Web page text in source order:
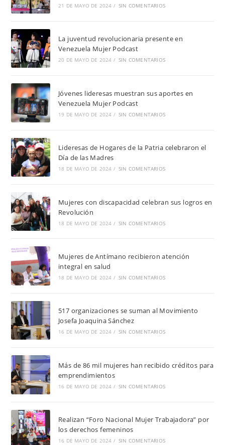
21 DE MAYO DE 2024 / SIN COMENTARIOS
La juventud revolucionaria presente en
Venezuela Mujer Podcast
20 DE MAYO DE 2024 / SIN COMENTARIOS
Jóvenes lideresas muestran sus aportes en
Venezuela Mujer Podcast
19 DE MAYO DE 2024 / SIN COMENTARIOS
Lideresas de Hogares de la Patria celebraron el
Día de las Madres
18 DE MAYO DE 2024 / SIN COMENTARIOS
Mujeres con discapacidad celebran sus logros en
Revolución
18 DE MAYO DE 2024 / SIN COMENTARIOS
Mujeres de Antímano recibieron atención
integral en salud
18 DE MAYO DE 2024 / SIN COMENTARIOS
517 organizaciones se suman al Movimiento
Josefa Joaquina Sánchez
16 DE MAYO DE 2024 / SIN COMENTARIOS
Más de 86 mil mujeres han recibido créditos para
emprendimientos
16 DE MAYO DE 2024 / SIN COMENTARIOS
Realizan “Foro Nacional Mujer Trabajadora” por
los derechos femeninos
16 DE MAYO DE 2024 / SIN COMENTARIOS